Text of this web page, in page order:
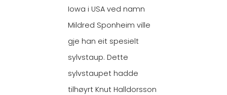
Iowa i USA ved namn
Mildred Sponheim ville
gje han eit spesielt
sylvstaup. Dette
sylvstaupet hadde
tilhøyrt Knut Halldorsson